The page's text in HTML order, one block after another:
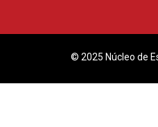
© 2025 Núcleo de